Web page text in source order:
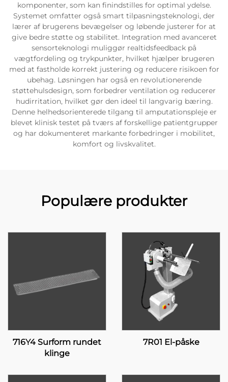
komponenter, som kan finindstilles for optimal ydelse.
Systemet omfatter også smart tilpasningsteknologi, der
lærer af brugerens bevægelser og løbende justerer for at
give bedre støtte og stabilitet. Integration med avanceret
sensorteknologi muliggør realtidsfeedback på
vægtfordeling og trykpunkter, hvilket hjælper brugeren
med at fastholde korrekt justering og reducere risikoen for
ubehag. Løsningen har også en revolutionerende
støttehulsdesign, som forbedrer ventilation og reducerer
hudirritation, hvilket gør den ideel til langvarig bæring.
Denne helhedsorienterede tilgang til amputationspleje er
blevet klinisk testet på tværs af forskellige patientgrupper
og har dokumenteret markante forbedringer i mobilitet,
komfort og livskvalitet.
Populære produkter
716Y4 Surform rundet
klinge
7R01 El-påske